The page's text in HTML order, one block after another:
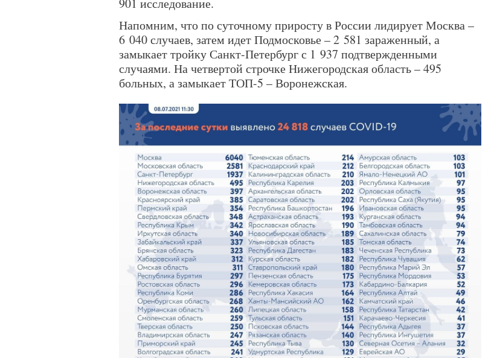
901 исследование.
Напомним, что по суточному приросту в России лидирует Москва –
6 040 случаев, затем идет Подмосковье – 2 581 зараженный, а
замыкает тройку Санкт-Петербург с 1 937 подтвержденными
случаями. На четвертой строчке Нижегородская область – 495
больных, а замыкает ТОП-5 – Воронежская.